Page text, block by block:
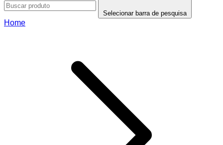
Selecionar barra de pesquisa
Home